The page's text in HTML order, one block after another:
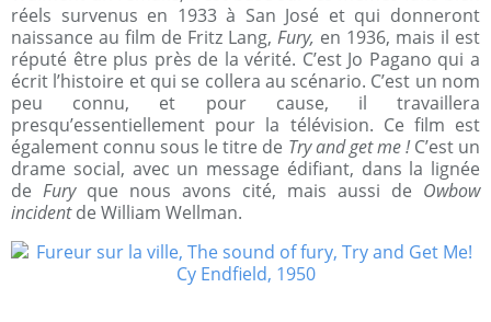
réels survenus en 1933 à San José et qui donneront
naissance au film de Fritz Lang, Fury, en 1936, mais il est
réputé être plus près de la vérité. C’est Jo Pagano qui a
écrit l’histoire et qui se collera au scénario. C’est un nom
peu connu, et pour cause, il travaillera
presqu’essentiellement pour la télévision. Ce film est
également connu sous le titre de Try and get me !C’est un
drame social, avec un message édifiant, dans la lignée
de Fury que nous avons cité, mais aussi de Owbow
incidentde William Wellman.